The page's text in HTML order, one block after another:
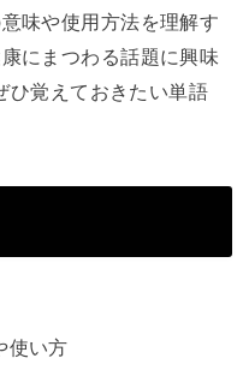
味や使用方法を理解す
にまつわる話題に興味
ひ覚えておきたい単語
使い方